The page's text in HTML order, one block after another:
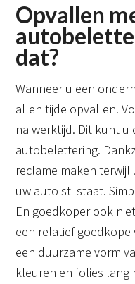
Opvallen
dat?
Wanneer u een
allen tijde opvallen.
na werktijd. Dit kunt
autobelettering.
reclame maken
uw auto stilstaat.
En goedkoper ook
een relatief goedkope
een duurzame vorm
kleuren en folies lang